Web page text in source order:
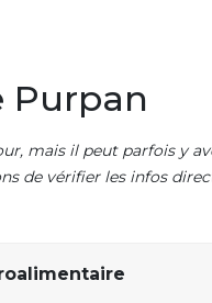
Purpan
mais il peut parfois y
de vérifier les infos